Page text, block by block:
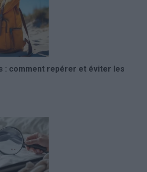
: comment repérer et éviter les